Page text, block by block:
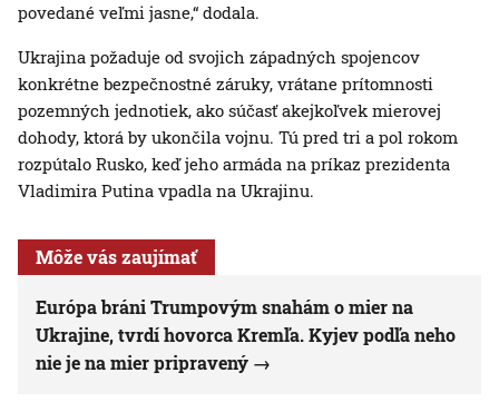
povedané veľmi jasne,“ dodala.
Ukrajina požaduje od svojich západných spojencov
konkrétne bezpečnostné záruky, vrátane prítomnosti
pozemných jednotiek, ako súčasť akejkoľvek mierovej
dohody, ktorá by ukončila vojnu. Tú pred tri a pol rokom
rozpútalo Rusko, keď jeho armáda na príkaz prezidenta
Vladimira Putina vpadla na Ukrajinu.
Môže vás zaujímať
Európa bráni Trumpovým snahám o mier na
Ukrajine, tvrdí hovorca Kremľa. Kyjev podľa neho
nie je na mier pripravený